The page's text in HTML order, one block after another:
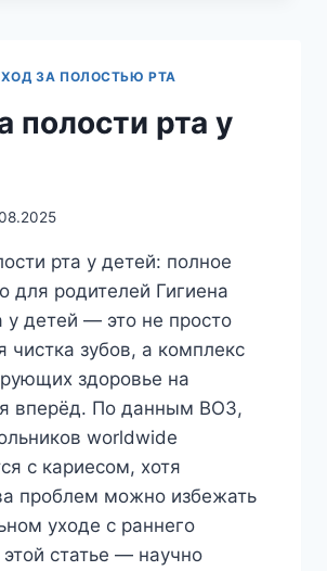
АГРЕССИВНЫХ
ЗА ПОЛОСТЬЮ РТА
полости рта у
рта у детей: полное
для родителей Гигиена
у детей — это не просто
чистка зубов, а комплекс
здоровье на
вперёд. По данным ВОЗ,
worldwide
с кариесом, хотя
проблем можно избежать
уходе с раннего
этой статье — научно